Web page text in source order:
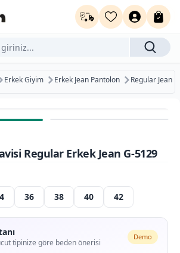
marka ara...
Erkek Giyim Erkek Jean Pantolon Regular Jean
Regular Erkek Jean G-5129
36 38 40 42
tipinize göre beden önerisi
Demo